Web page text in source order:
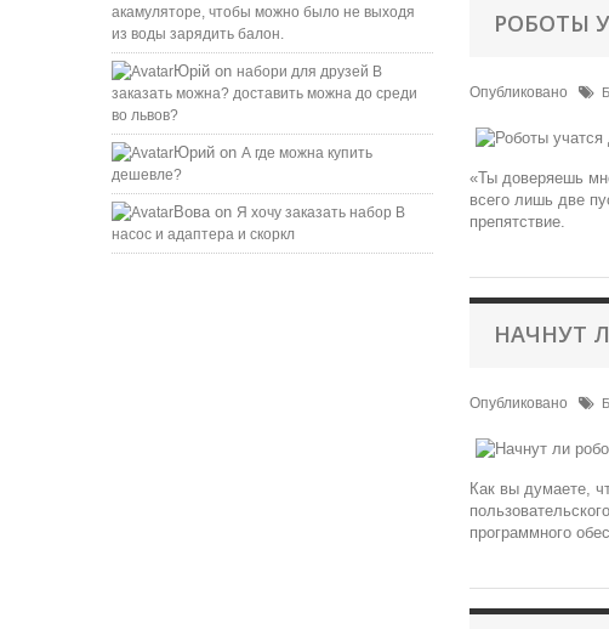
акамуляторе, чтобы можно было не выходя
из воды зарядить балон.
Юрій on набори для друзей B
заказать можна? доставить можна до среди
во львов?
Юрий on А где можна купить
дешевле?
Вова on Я хочу заказать набор B
насос и адаптера и скоркл
РОБОТЫ
Опубликовано
«Ты доверяешь
всего лишь две
препятствие.
НАЧНУТ
Опубликовано
Как вы думаете,
программного